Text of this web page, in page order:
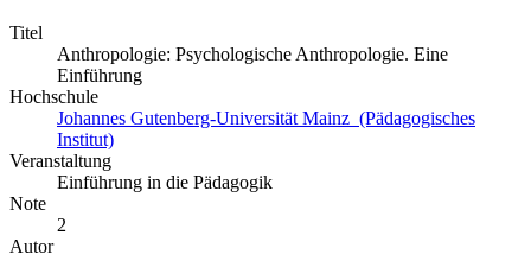
Titel
Anthropologie: Psychologische Anthropologie. Eine
Einführung
Hochschule
Johannes Gutenberg-Universität Mainz (Pädagogisches
Institut)
Veranstaltung
Einführung in die Pädagogik
Note
2
Autor